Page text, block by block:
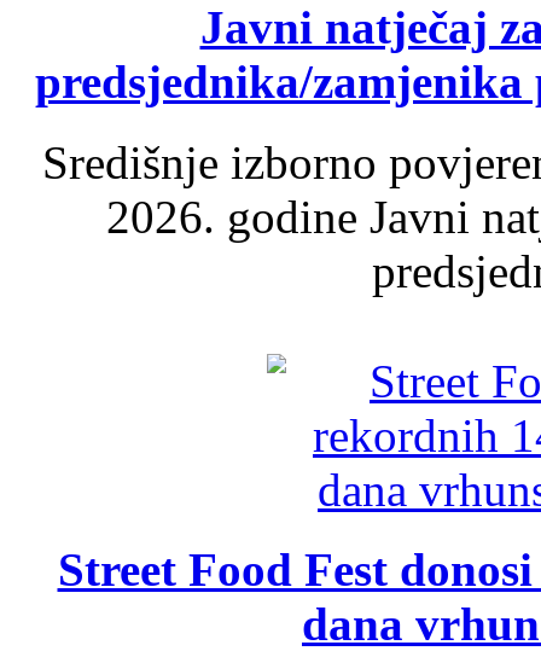
Javni natječaj
predsjednika/
Središnje izborno
2026. godine Javni
Street Food Fest
dana